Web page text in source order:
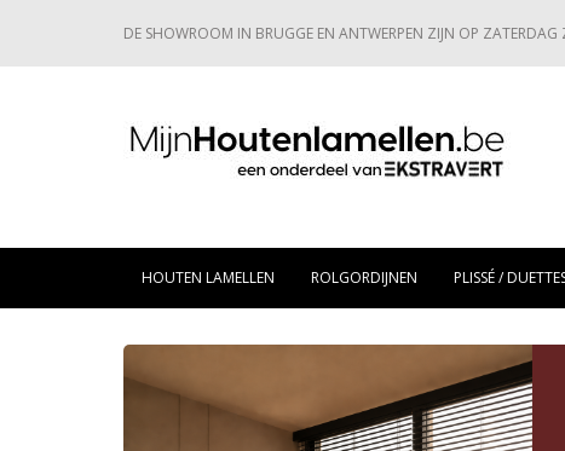
DE SHOWROOM IN BRUGGE EN ANTWERPEN ZIJN OP ZATERDAG
HOUTEN LAMELLEN ROLGORDIJNEN PLISSÉ /